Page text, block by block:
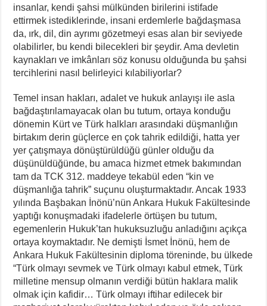
insanlar, kendi şahsi mülkünden birilerini istifade
ettirmek istediklerinde, insani erdemlerle bağdaşmasa
da, ırk, dil, din ayrımı gözetmeyi esas alan bir seviyede
olabilirler, bu kendi bilecekleri bir şeydir. Ama devletin
kaynakları ve imkânları söz konusu olduğunda bu şahsi
tercihlerini nasıl belirleyici kılabiliyorlar?
Temel insan hakları, adalet ve hukuk anlayışı ile asla
bağdaştırılamayacak olan bu tutum, ortaya konduğu
dönemin Kürt ve Türk halkları arasındaki düşmanlığın
birtakım derin güçlerce en çok tahrik edildiği, hatta yer
yer çatışmaya dönüştürüldüğü günler olduğu da
düşünüldüğünde, bu amaca hizmet etmek bakımından
tam da TCK 312. maddeye tekabül eden “kin ve
düşmanlığa tahrik” suçunu oluşturmaktadır. Ancak 1933
yılında Başbakan İnönü’nün Ankara Hukuk Fakültesinde
yaptığı konuşmadaki ifadelerle örtüşen bu tutum,
egemenlerin Hukuk’tan hukuksuzluğu anladığını açıkça
ortaya koymaktadır. Ne demişti İsmet İnönü, hem de
Ankara Hukuk Fakültesinin diploma töreninde, bu ülkede
“Türk olmayı sevmek ve Türk olmayı kabul etmek, Türk
milletine mensup olmanın verdiği bütün haklara malik
olmak için kafidir… Türk olmayı iftihar edilecek bir